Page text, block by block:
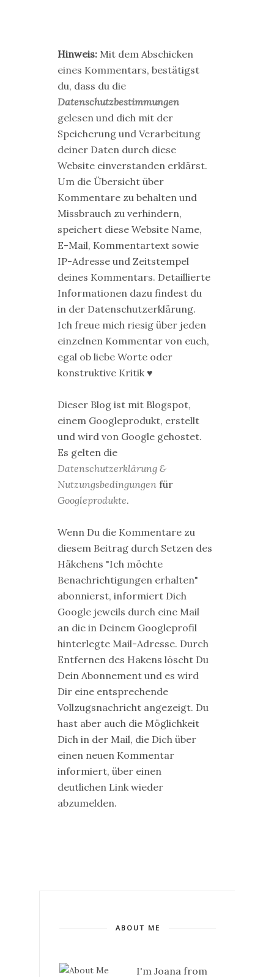
Hinweis: Mit dem Abschicken
eines Kommentars, bestätigst
du, dass du die
Datenschutzbestimmungen
gelesen und dich mit der
Speicherung und Verarbeitung
deiner Daten durch diese
Website einverstanden erklärst.
Um die Übersicht über
Kommentare zu behalten und
Missbrauch zu verhindern,
speichert diese Website Name,
E-Mail, Kommentartext sowie
IP-Adresse und Zeitstempel
deines Kommentars. Detaillierte
Informationen dazu findest du
in der Datenschutzerklärung.
Ich freue mich riesig über jeden
einzelnen Kommentar von euch,
egal ob liebe Worte oder
konstruktive Kritik ♥
Dieser Blog ist mit Blogspot,
einem Googleprodukt, erstellt
und wird von Google gehostet.
Es gelten die
Datenschutzerklärung &
Nutzungsbedingungen für
Googleprodukte.
Wenn Du die Kommentare zu
diesem Beitrag durch Setzen des
Häkchens "Ich möchte
Benachrichtigungen erhalten"
abonnierst, informiert Dich
Google jeweils durch eine Mail
an die in Deinem Googleprofil
hinterlegte Mail-Adresse. Durch
Entfernen des Hakens löscht Du
Dein Abonnement und es wird
Dir eine entsprechende
Vollzugsnachricht angezeigt. Du
hast aber auch die Möglichkeit
Dich in der Mail, die Dich über
einen neuen Kommentar
informiert, über einen
deutlichen Link wieder
abzumelden.
ABOUT ME
I'm Joana from